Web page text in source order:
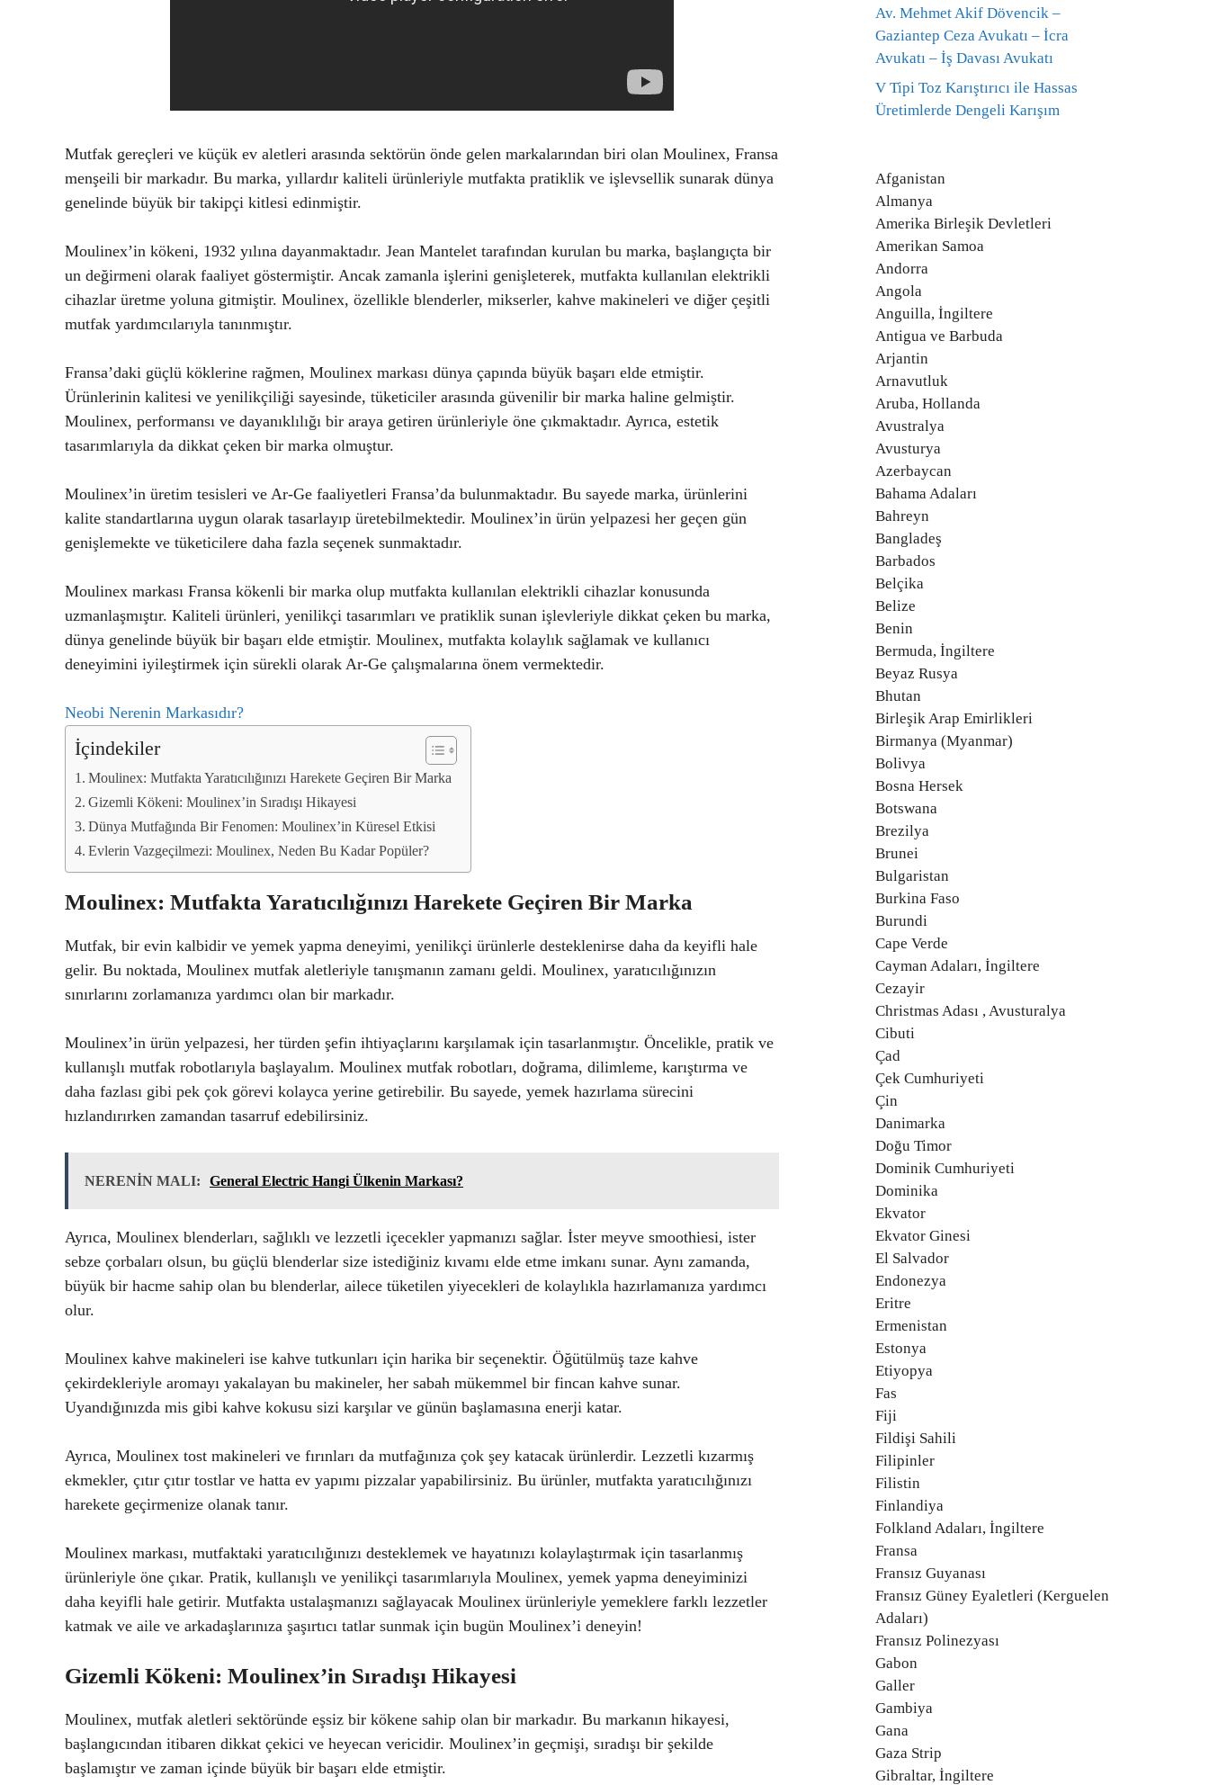
Mutfak gereçleri ve küçük ev aletleri arasında sektörün önde gelen markalarından biri olan Moulinex, Fransa
menşeili bir markadır. Bu marka, yıllardır kaliteli ürünleriyle mutfakta pratiklik ve işlevsellik sunarak dünya
genelinde büyük bir takipçi kitlesi edinmiştir.
Moulinex’in kökeni, 1932 yılına dayanmaktadır. Jean Mantelet tarafından kurulan bu marka, başlangıçta bir
un değirmeni olarak faaliyet göstermiştir. Ancak zamanla işlerini genişleterek, mutfakta kullanılan elektrikli
cihazlar üretme yoluna gitmiştir. Moulinex, özellikle blenderler, mikserler, kahve makineleri ve diğer çeşitli
mutfak yardımcılarıyla tanınmıştır.
Fransa’daki güçlü köklerine rağmen, Moulinex markası dünya çapında büyük başarı elde etmiştir.
Ürünlerinin kalitesi ve yenilikçiliği sayesinde, tüketiciler arasında güvenilir bir marka haline gelmiştir.
Moulinex, performansı ve dayanıklılığı bir araya getiren ürünleriyle öne çıkmaktadır. Ayrıca, estetik
tasarımlarıyla da dikkat çeken bir marka olmuştur.
Moulinex’in üretim tesisleri ve Ar-Ge faaliyetleri Fransa’da bulunmaktadır. Bu sayede marka, ürünlerini
kalite standartlarına uygun olarak tasarlayıp üretebilmektedir. Moulinex’in ürün yelpazesi her geçen gün
genişlemekte ve tüketicilere daha fazla seçenek sunmaktadır.
Moulinex markası Fransa kökenli bir marka olup mutfakta kullanılan elektrikli cihazlar konusunda
uzmanlaşmıştır. Kaliteli ürünleri, yenilikçi tasarımları ve pratiklik sunan işlevleriyle dikkat çeken bu marka,
dünya genelinde büyük bir başarı elde etmiştir. Moulinex, mutfakta kolaylık sağlamak ve kullanıcı
deneyimini iyileştirmek için sürekli olarak Ar-Ge çalışmalarına önem vermektedir.
Neobi Nerenin Markasıdır?
İçindekiler
Moulinex: Mutfakta Yaratıcılığınızı Harekete Geçiren Bir Marka
Gizemli Kökeni: Moulinex’in Sıradışı Hikayesi
Dünya Mutfağında Bir Fenomen: Moulinex’in Küresel Etkisi
Evlerin Vazgeçilmezi: Moulinex, Neden Bu Kadar Popüler?
Moulinex: Mutfakta Yaratıcılığınızı Harekete Geçiren Bir Marka
Mutfak, bir evin kalbidir ve yemek yapma deneyimi, yenilikçi ürünlerle desteklenirse daha da keyifli hale
gelir. Bu noktada, Moulinex mutfak aletleriyle tanışmanın zamanı geldi. Moulinex, yaratıcılığınızın
sınırlarını zorlamanıza yardımcı olan bir markadır.
Moulinex’in ürün yelpazesi, her türden şefin ihtiyaçlarını karşılamak için tasarlanmıştır. Öncelikle, pratik ve
kullanışlı mutfak robotlarıyla başlayalım. Moulinex mutfak robotları, doğrama, dilimleme, karıştırma ve
daha fazlası gibi pek çok görevi kolayca yerine getirebilir. Bu sayede, yemek hazırlama sürecini
hızlandırırken zamandan tasarruf edebilirsiniz.
NERENİN MALI: General Electric Hangi Ülkenin Markası?
Ayrıca, Moulinex blenderları, sağlıklı ve lezzetli içecekler yapmanızı sağlar. İster meyve smoothiesi, ister
sebze çorbaları olsun, bu güçlü blenderlar size istediğiniz kıvamı elde etme imkanı sunar. Aynı zamanda,
büyük bir hacme sahip olan bu blenderlar, ailece tüketilen yiyecekleri de kolaylıkla hazırlamanıza yardımcı
olur.
Moulinex kahve makineleri ise kahve tutkunları için harika bir seçenektir. Öğütülmüş taze kahve
çekirdekleriyle aromayı yakalayan bu makineler, her sabah mükemmel bir fincan kahve sunar.
Uyandığınızda mis gibi kahve kokusu sizi karşılar ve günün başlamasına enerji katar.
Ayrıca, Moulinex tost makineleri ve fırınları da mutfağınıza çok şey katacak ürünlerdir. Lezzetli kızarmış
ekmekler, çıtır çıtır tostlar ve hatta ev yapımı pizzalar yapabilirsiniz. Bu ürünler, mutfakta yaratıcılığınızı
harekete geçirmenize olanak tanır.
Moulinex markası, mutfaktaki yaratıcılığınızı desteklemek ve hayatınızı kolaylaştırmak için tasarlanmış
ürünleriyle öne çıkar. Pratik, kullanışlı ve yenilikçi tasarımlarıyla Moulinex, yemek yapma deneyiminizi
daha keyifli hale getirir. Mutfakta ustalaşmanızı sağlayacak Moulinex ürünleriyle yemeklere farklı lezzetler
katmak ve aile ve arkadaşlarınıza şaşırtıcı tatlar sunmak için bugün Moulinex’i deneyin!
Gizemli Kökeni: Moulinex’in Sıradışı Hikayesi
Moulinex, mutfak aletleri sektöründe eşsiz bir kökene sahip olan bir markadır. Bu markanın hikayesi,
başlangıcından itibaren dikkat çekici ve heyecan vericidir. Moulinex’in geçmişi, sıradışı bir şekilde
başlamıştır ve zaman içinde büyük bir başarı elde etmiştir.
Av. Mehmet Akif Dövencik –
Gaziantep Ceza Avukatı – İcra
Avukatı – İş Davası Avukatı
V Tipi Toz Karıştırıcı ile Hassas
Üretimlerde Dengeli Karışım
Afganistan
Almanya
Amerika Birleşik Devletleri
Amerikan Samoa
Andorra
Angola
Anguilla, İngiltere
Antigua ve Barbuda
Arjantin
Arnavutluk
Aruba, Hollanda
Avustralya
Avusturya
Azerbaycan
Bahama Adaları
Bahreyn
Bangladeş
Barbados
Belçika
Belize
Benin
Bermuda, İngiltere
Beyaz Rusya
Bhutan
Birleşik Arap Emirlikleri
Birmanya (Myanmar)
Bolivya
Bosna Hersek
Botswana
Brezilya
Brunei
Bulgaristan
Burkina Faso
Burundi
Cape Verde
Cayman Adaları, İngiltere
Cezayir
Christmas Adası , Avusturalya
Cibuti
Çad
Çek Cumhuriyeti
Çin
Danimarka
Doğu Timor
Dominik Cumhuriyeti
Dominika
Ekvator
Ekvator Ginesi
El Salvador
Endonezya
Eritre
Ermenistan
Estonya
Etiyopya
Fas
Fiji
Fildişi Sahili
Filipinler
Filistin
Finlandiya
Folkland Adaları, İngiltere
Fransa
Fransız Guyanası
Fransız Güney Eyaletleri (Kerguelen
Adaları)
Fransız Polinezyası
Gabon
Galler
Gambiya
Gana
Gaza Strip
Gibraltar, İngiltere